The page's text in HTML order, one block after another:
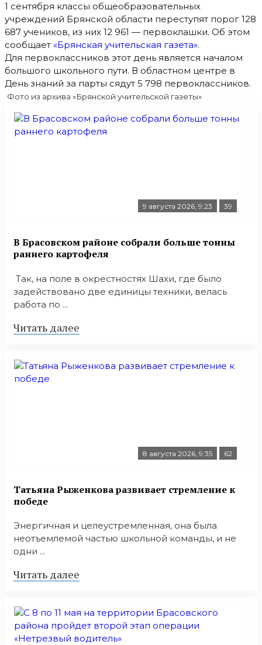
1 сентября классы общеобразовательных
учреждений Брянской области переступят порог 128
687 учеников, из них 12 961 — первоклашки. Об этом
сообщает «Брянская учительская газета».
Для первоклассников этот день является началом
большого школьного пути. В областном центре в
День знаний за парты сядут 5 798 первоклассников.
Фото из архива «Брянской учительской газеты»
9 августа 2026, 9:23 39
В Брасовском районе собрали больше тонны
раннего картофеля
Так, на поле в окрестностях Шахи, где было
задействовано две единицы техники, велась
работа по ...
Читать далее
8 августа 2026, 9:35 62
Татьяна Рыженкова развивает стремление к
победе
Энергичная и целеустремленная, она была
неотъемлемой частью школьной команды, и не
одни ...
Читать далее